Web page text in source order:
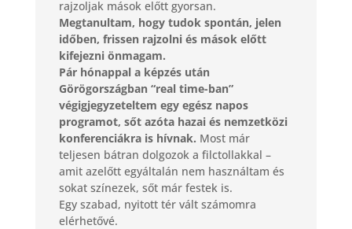
rajzoljak mások előtt gyorsan.
Megtanultam, hogy tudok spontán, jelen
időben, frissen rajzolni és mások előtt
kifejezni önmagam.
Pár hónappal a képzés után
Görögországban “real time-ban”
végigjegyzeteltem egy egész napos
programot, sőt azóta hazai és nemzetközi
konferenciákra is hívnak. Most már
teljesen bátran dolgozok a filctollakkal –
amit azelőtt egyáltalán nem használtam és
sokat színezek, sőt már festek is.
Egy szabad, nyitott tér vált számomra
elérhetővé.